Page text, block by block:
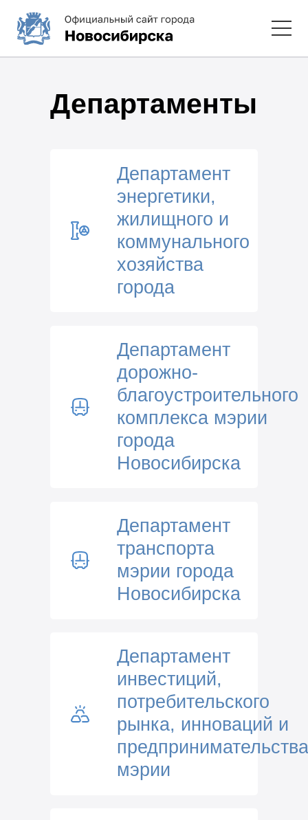
Департаменты
Департамент
энергетики,
жилищного и
коммунального
хозяйства
города
Департамент
дорожно-
благоустроительного
комплекса мэрии
города
Новосибирска
Департамент
транспорта
мэрии города
Новосибирска
Департамент
инвестиций,
потребительского
рынка, инноваций и
предпринимательства
мэрии